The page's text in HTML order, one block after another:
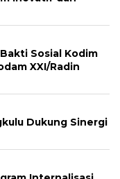
Sosial Kodim
XXI/Radin
Dukung Sinergi